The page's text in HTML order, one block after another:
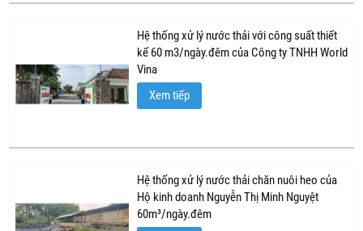
Hệ thống xử lý nước thải với công suất thiết
kế 60 m3/ngày.đêm của Công ty TNHH World
Vina
Xem tiếp
Hệ thống xử lý nước thải chăn nuôi heo của
Hộ kinh doanh Nguyễn Thị Minh Nguyệt
60m³/ngày.đêm